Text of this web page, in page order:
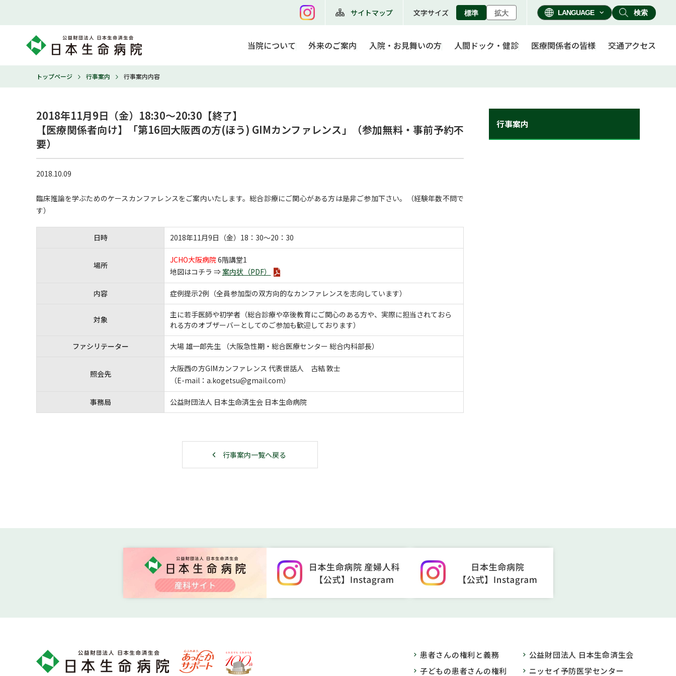
サイトマップ 文字サイズ 標準 拡大 検索
当院について 外来のご案内 入院・お見舞いの方 人間ドック・健診 医療関係者の皆様 交通アクセス
トップページ 行事案内 行事案内内容
2018年11月9日（金）18:30～20:30【終了】
【医療関係者向け】「第16回大阪西の方(ほう) GIMカンファレンス」（参加無料・事前予約不
要）
2018.10.09
臨床推論を学ぶためのケースカンファレンスをご案内いたします。総合診療にご関心がある方は是非ご参加下さい。（経験年数不問で
す）
日時 2018年11月9日（金）18：30～20：30
場所
JCHO大阪病院6階講堂1
地図はコチラ ⇒案内状（PDF）
内容 症例提示2例（全員参加型の双方向的なカンファレンスを志向しています）
対象
主に若手医師や初学者（総合診療や卒後教育にご関心のある方や、実際に担当されておら
れる方のオブザーバーとしてのご参加も歓迎しております）
ファシリテーター 大場 雄一郎先生 （大阪急性期・総合医療センター 総合内科部長）
照会先
大阪西の方GIMカンファレンス 代表世話人 古結 敦士
（E-mail：a.kogetsu@gmail.com）
事務局 公益財団法人 日本生命済生会 日本生命病院
行事案内一覧へ戻る
行事案内
患者さんの権利と義務
子どもの患者さんの権利
公益財団法人 日本生命済生会
ニッセイ予防医学センター